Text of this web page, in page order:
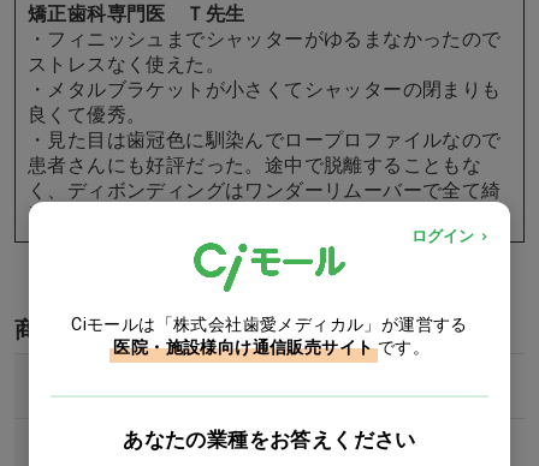
矯正歯科専門医 Ｔ先生
・フィニッシュまでシャッターがゆるまなかったので
ストレスなく使えた。
・メタルブラケットが小さくてシャッターの閉まりも
良くて優秀。
・見た目は歯冠色に馴染んでロープロファイルなので
患者さんにも好評だった。途中で脱離することもな
く、ディボンディングはワンダーリムーバーで全て綺
麗に除去できた。
商品詳細
218ADBZX00015000 管理医療機器(ｸﾗｽ
ログイン
Ciモールは「株式会社歯愛メディカル」が運営する
医院・施設様向け通信販売サイト です。
あなたの業種をお答えください